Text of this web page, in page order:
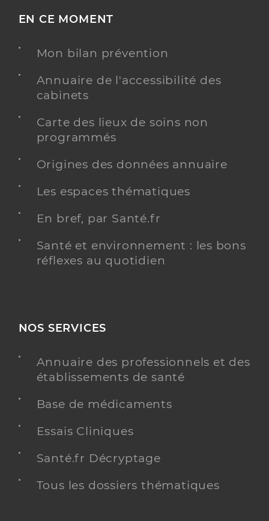
EN CE MOMENT
Mon bilan prévention
Annuaire de l'accessibilité des
cabinets
Carte des lieux de soins non
programmés
Origines des données annuaire
Les espaces thématiques
En bref, par Santé.fr
Santé et environnement : les bons
réflexes au quotidien
NOS SERVICES
Annuaire des professionnels et des
établissements de santé
Base de médicaments
Essais Cliniques
Santé.fr Décryptage
Tous les dossiers thématiques